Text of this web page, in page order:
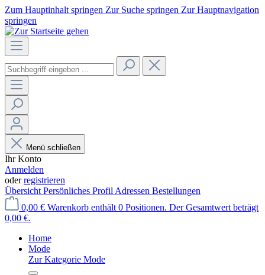
Zum Hauptinhalt springen Zur Suche springen Zur Hauptnavigation
springen
Menü schließen
Ihr Konto
Anmelden
oderregistrieren
Übersicht Persönliches Profil Adressen Bestellungen
0,00 € Warenkorb enthält 0 Positionen. Der Gesamtwert beträgt
0,00 €.
Home
Mode
Zur Kategorie Mode